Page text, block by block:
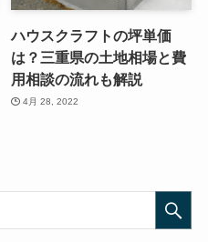
ハウスクラフトの坪単価
は？三重県の土地相場と費
用相談の流れも解説
4月 28, 2022